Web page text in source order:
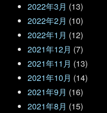
2022年3月 (13)
2022年2月 (10)
2022年1月 (12)
2021年12月 (7)
2021年11月 (13)
2021年10月 (14)
2021年9月 (16)
2021年8月 (15)